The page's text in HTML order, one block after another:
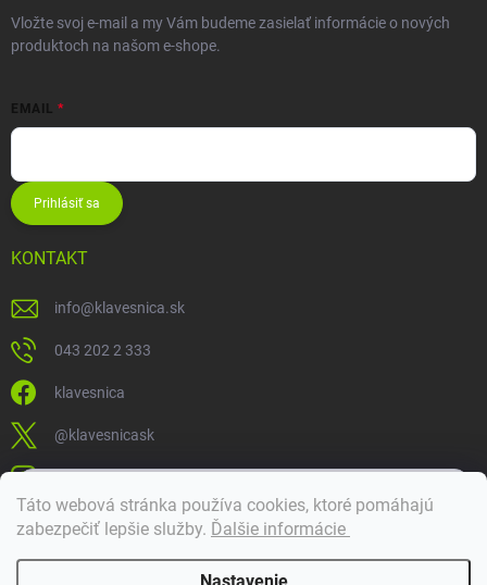
Táto webová stránka používa cookies, ktoré pomáhajú
zabezpečiť lepšie služby. Ďalšie informácie
Vložte svoj e-mail a my Vám budeme zasielať informácie o nových
produktoch na našom e-shope.
EMAIL
Prihlásiť sa
KONTAKT
info@klavesnica.sk
043 202 2 333
klavesnica
@klavesnicask
klavesnica_sk
Doprava a platba
Dobrý deň! 👋 Pomôžem vám nájsť správny diel. Napíšte mi.